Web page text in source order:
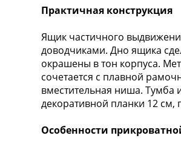
Практичная конструкция
Ящик частичного
доводчиками. Дно ящика
окрашены в тон корпуса.
сочетается с плавной
вместительная ниша. Тумба
декоративной планки 12
Особенности